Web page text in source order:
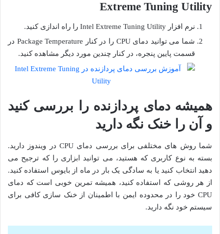
Extreme Tuning Utility
نرم افزار Intel Extreme Tuning Utility را راه اندازی کنید.
شما می توانید دمای CPU را در کنار Package Temperature در
قسمت پایین پنجره، در کنار چندین مورد دیگر مشاهده کنید.
همیشه دمای پردازنده را بررسی کنید
و آن را خنک نگه دارید
شما روش های مختلفی برای بررسی دمای CPU در ویندوز دارید.
بسته به نوع کاربری که هستید، می توانید ابزاری را که ترجیح می
دهید انتخاب کنید یا به سادگی یک بار در ماه از بایوس استفاده کنید.
از هر روشی که استفاده کنید، همیشه تمرین خوبی است که دمای
CPU خود را در محدوده ایمن با اطمینان از خنک سازی کافی برای
سیستم خود نگه دارید.